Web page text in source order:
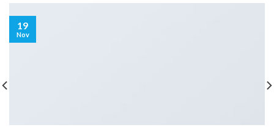
19
Nov